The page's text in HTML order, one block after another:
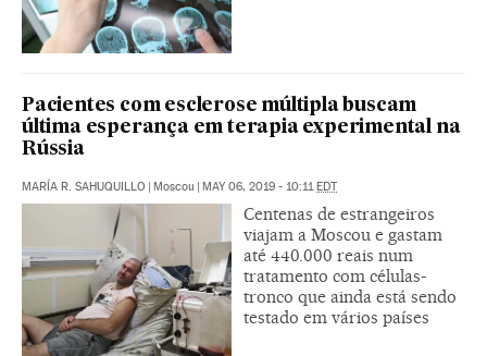
Pacientes com esclerose múltipla buscam
última esperança em terapia experimental na
Rússia
MARÍA R. SAHUQUILLO | Moscou | MAY 06, 2019 - 10:11EDT
Centenas de estrangeiros
viajam a Moscou e gastam
até 440.000 reais num
tratamento com células-
tronco que ainda está sendo
testado em vários países